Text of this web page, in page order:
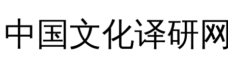
中国文化译研